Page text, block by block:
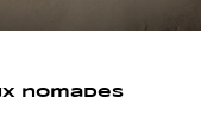
nomades